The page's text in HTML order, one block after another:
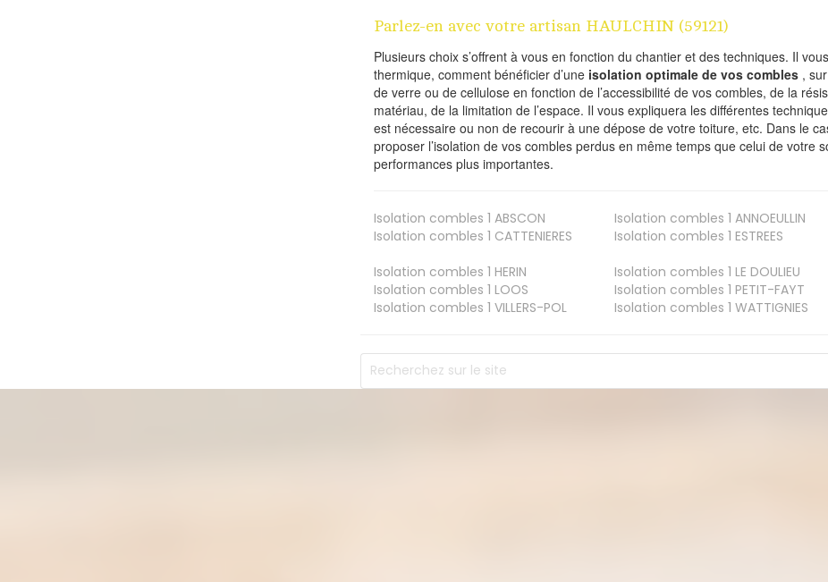
Parlez-en avec votre artisan HAULCHIN (59121)
Plusieurs choix s’offrent à vous en fonction du chantier et des techniques. Il
thermique, comment bénéficier d’une isolation optimale de vos combles ,
de verre ou de cellulose en fonction de l’accessibilité de vos combles, de la
matériau, de la limitation de l’espace. Il vous expliquera les différentes
est nécessaire ou non de recourir à une dépose de votre toiture, etc. Dans le
proposer l’isolation de vos combles perdus en même temps que celui de votre
performances plus importantes.
Isolation combles 1 ABSCON Isolation combles 1 ANNOEULLIN
Isolation combles 1 CATTENIERES Isolation combles 1 ESTREES
Isolation combles 1 HERIN Isolation combles 1 LE DOULIEU
Isolation combles 1 LOOS Isolation combles 1 PETIT-FAYT
Isolation combles 1 VILLERS-POL Isolation combles 1 WATTIGNIES